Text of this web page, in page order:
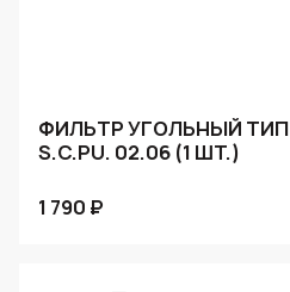
ФИЛЬТР УГОЛЬНЫЙ ТИП
S.C.PU. 02.06 (1 ШТ.)
1 790 ₽